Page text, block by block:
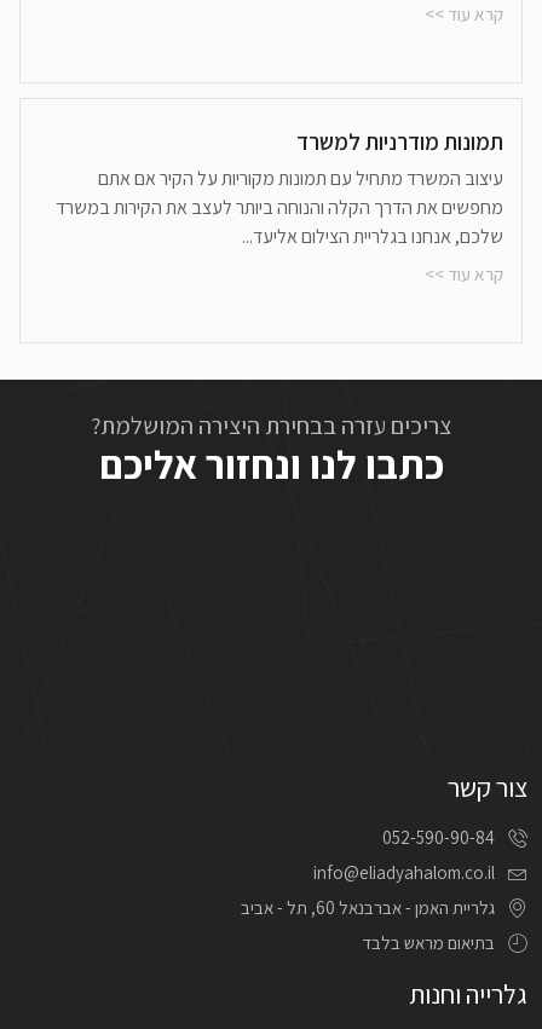
קרא עוד >>
תמונות מודרניות למשרד
עיצוב המשרד מתחיל עם תמונות מקוריות על הקיר אם אתם
מחפשים את הדרך הקלה והנוחה ביותר לעצב את הקירות במשרד
שלכם, אנחנו בגלריית הצילום אליעד...
קרא עוד >>
צריכים עזרה בבחירת היצירה המושלמת?
כתבו לנו ונחזור אליכם
צור קשר
052-590-90-84
info@eliadyahalom.co.il
גלריית האמן - אברבנאל 60, תל - אביב
בתיאום מראש בלבד
גלרייה וחנות